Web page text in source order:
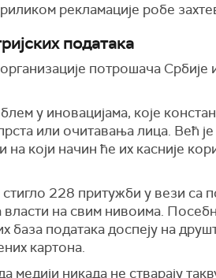
рекламације робе
података
потрошача Србије
у иновацијама, које
или очитавања лица. Већ
на који начин ће их касније
228 притужби у вези са
на свим нивоима.
база података доспеју на
картона.
никада не стварају